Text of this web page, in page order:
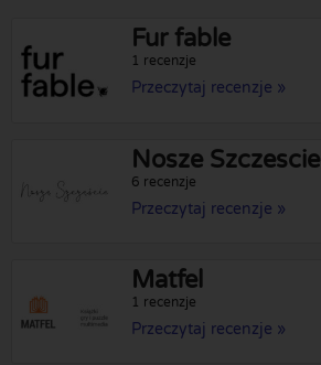
Fur fable
1 recenzje
Przeczytaj recenzje »
Nosze Szczescie
6 recenzje
Przeczytaj recenzje »
Matfel
1 recenzje
Przeczytaj recenzje »